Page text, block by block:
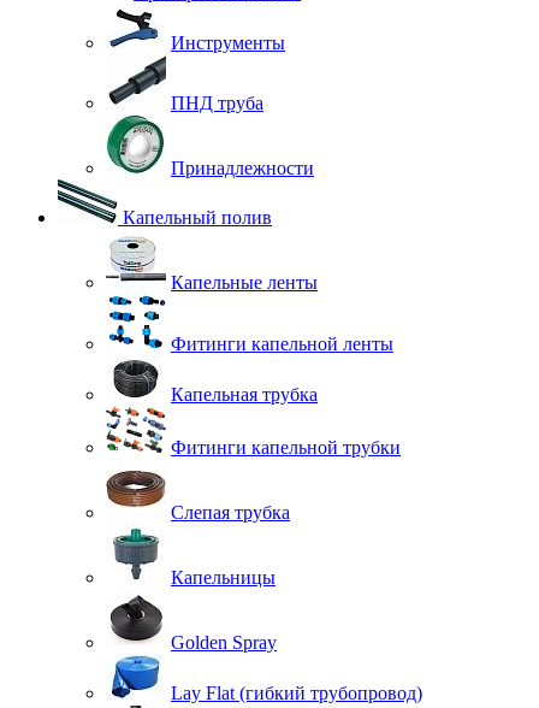
Инструменты
ПНД труба
Принадлежности
Капельный полив
Капельные ленты
Фитинги капельной ленты
Капельная трубка
Фитинги капельной трубки
Слепая трубка
Капельницы
Golden Spray
Lay Flat (гибкий трубопровод)